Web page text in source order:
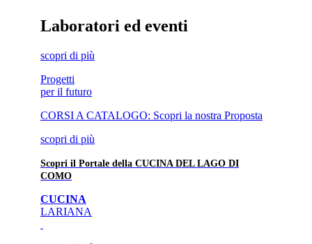
Laboratori ed eventi
scopri di più
Progetti
per il futuro
CORSI A CATALOGO: Scopri la nostra Proposta
scopri di più
Scopri il Portale della CUCINA DEL LAGO DI
COMO
CUCINA
LARIANA